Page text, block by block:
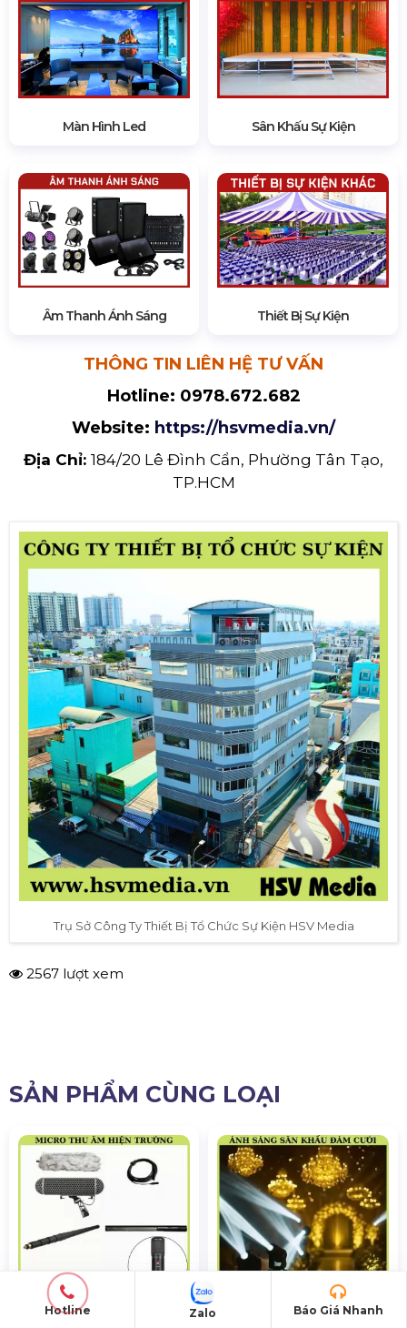
Màn Hình Led Sân Khấu Sự Kiện
Âm Thanh Ánh Sáng Thiết Bị Sự Kiện
THÔNG TIN LIÊN HỆ TƯ VẤN
Hotline: 0978.672.682
Website: https://hsvmedia.vn/
Địa Chỉ: 184/20 Lê Đình Cẩn, Phường Tân Tạo,
TP.HCM
Trụ Sở Công Ty Thiết Bị Tổ Chức Sự Kiện HSV Media
2567 lượt xem
SẢN PHẨM CÙNG LOẠI
Hotline Báo Giá Nhanh
Zalo